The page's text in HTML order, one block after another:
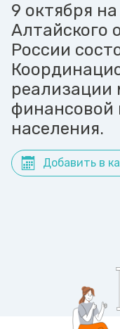
9 октября
Алтайского
России
реализации
финансовой
населения.
Добавить в